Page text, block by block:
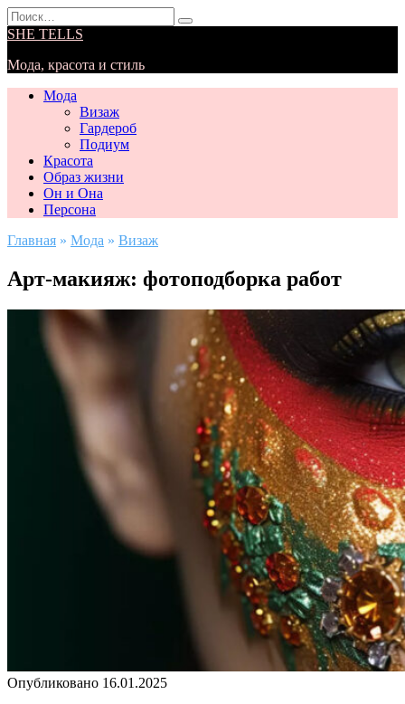
Перейти
к
Search
for:
SHE TELLS
Мода, красота и стиль
Мода
Визаж
Гардероб
Подиум
Красота
Образ жизни
Он и Она
Персона
Главная » Мода » Визаж
Арт-макияж: фотоподборка работ
Опубликовано 16.01.2025